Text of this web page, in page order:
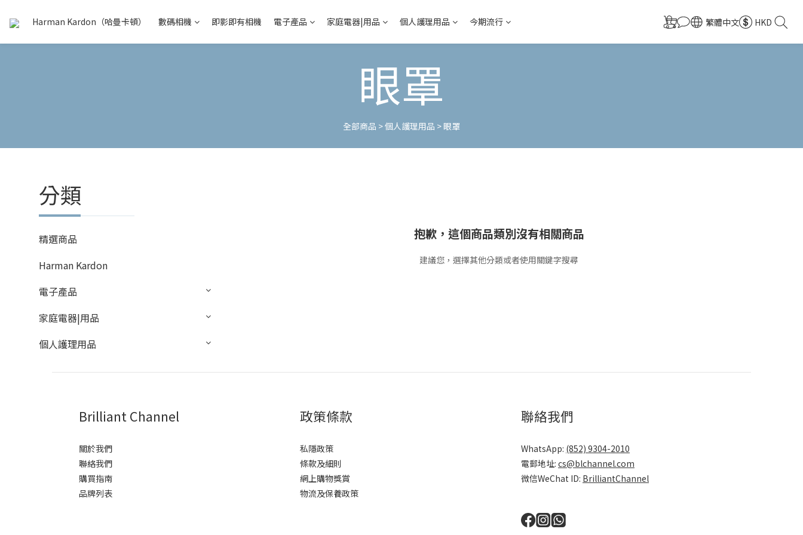
Harman Kardon（哈曼卡頓） 數碼相機 即影即有相機 電子產品 家庭電器|用品 個人護理用品 今期流行 繁體中文 HKD
眼罩
全部商品 >個人護理用品 > 眼罩
分類
精選商品
Harman Kardon
電子產品
家庭電器|用品
個人護理用品
抱歉，這個商品類別沒有相關商品
建議您，選擇其他分類或者使用關鍵字搜尋
Brilliant Channel
關於我們
聯絡我們
購買指南
品牌列表
政策條款
私隱政策
條款及細則
網上購物獎賞
物流及保養政策
聯絡我們
WhatsApp: (852) 9304-2010
電郵地址: cs@blchannel.com
微信WeChat ID: BrilliantChannel